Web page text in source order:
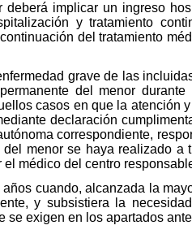
implicar un ingreso
y tratamiento
del tratamiento
grave de las
del menor
casos en que la atención
declaración
correspondiente,
menor se haya realizado
médico del centro
cuando, alcanzada la
y subsistiera la
se exigen en los apartados